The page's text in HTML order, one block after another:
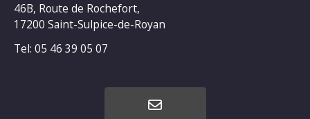
46B, Route de Rochefort,
17200 Saint-Sulpice-de-Royan
Tel: 05 46 39 05 07